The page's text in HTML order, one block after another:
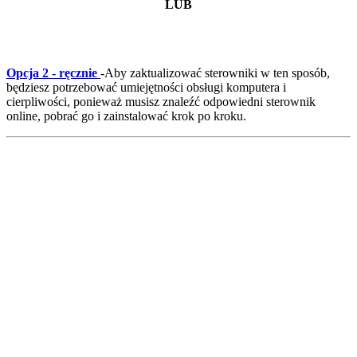
LUB
Opcja 2 - ręcznie -Aby zaktualizować sterowniki w ten sposób,
będziesz potrzebować umiejętności obsługi komputera i
cierpliwości, ponieważ musisz znaleźć odpowiedni sterownik
online, pobrać go i zainstalować krok po kroku.